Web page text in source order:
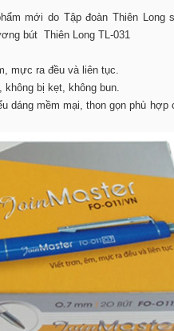
mới do Tập đoàn Thiên Long
bút Thiên Long TL-031
mực ra đều và liên tục.
không bị kẹt, không bun.
dáng mềm mại, thon gọn phù hợp